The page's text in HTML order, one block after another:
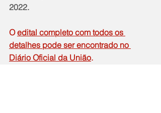
2022.
O edital completo com todos os
detalhes pode ser encontrado no
Diário Oficial da União.